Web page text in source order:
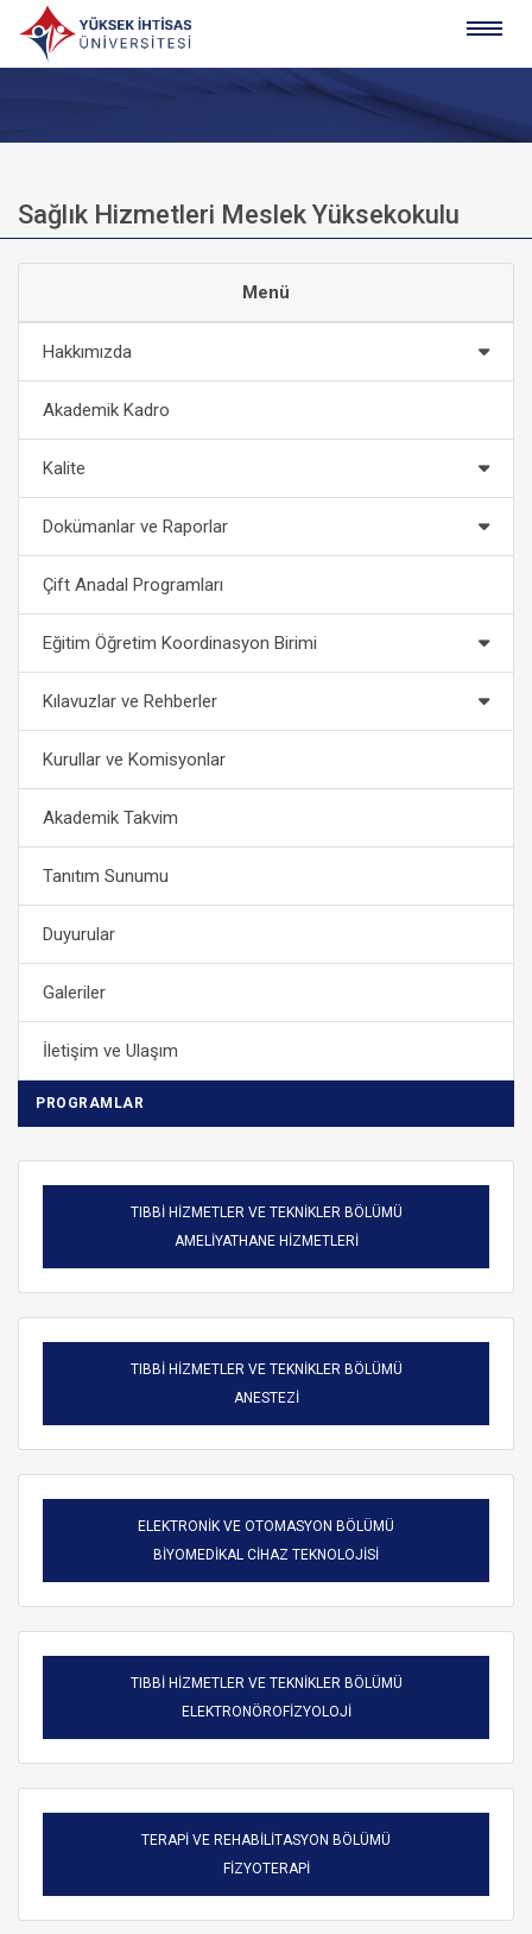
Sağlık Hizmetleri Meslek Yüksekokulu
Menü
Hakkımızda
Akademik Kadro
Kalite
Dokümanlar ve Raporlar
Çift Anadal Programları
Eğitim Öğretim Koordinasyon Birimi
Kılavuzlar ve Rehberler
Kurullar ve Komisyonlar
Akademik Takvim
Tanıtım Sunumu
Duyurular
Galeriler
İletişim ve Ulaşım
PROGRAMLAR
TIBBİ HİZMETLER VE TEKNİKLER BÖLÜMÜ
AMELİYATHANE HİZMETLERİ
TIBBİ HİZMETLER VE TEKNİKLER BÖLÜMÜ
ANESTEZİ
ELEKTRONİK VE OTOMASYON BÖLÜMÜ
BİYOMEDİKAL CİHAZ TEKNOLOJİSİ
TIBBİ HİZMETLER VE TEKNİKLER BÖLÜMÜ
ELEKTRONÖROFİZYOLOJİ
TERAPİ VE REHABİLİTASYON BÖLÜMÜ
FİZYOTERAPİ